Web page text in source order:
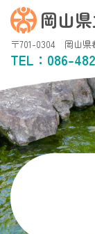
岡山
〒701-0304 岡山県
TEL： 086-